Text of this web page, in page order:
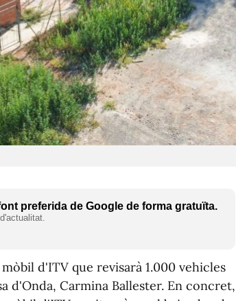
preferida de Google de forma gratuïta.
d'ITV que revisarà 1.000 vehicles
d'Onda, Carmina Ballester. En concret,